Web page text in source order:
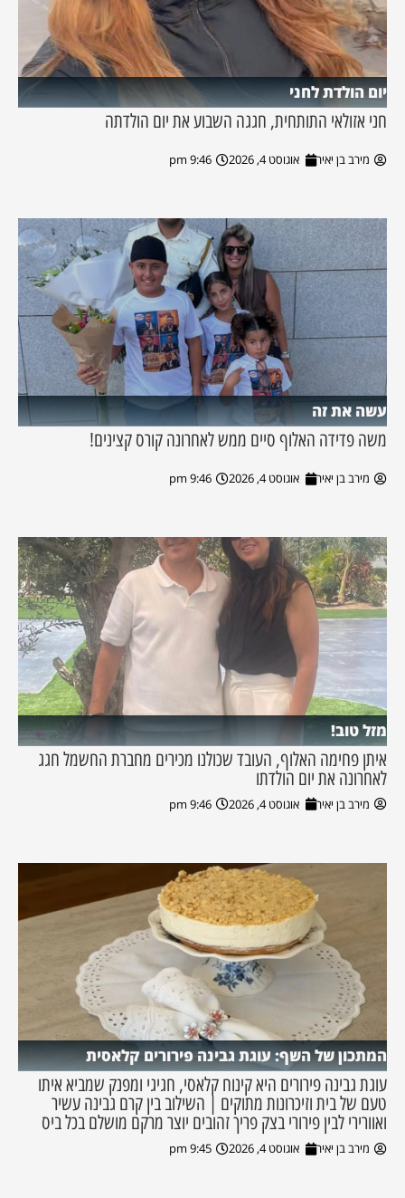
יום הולדת לחני
חני אזולאי התותחית, חגגה השבוע את יום הולדתה
מירב בן יאיר אוגוסט 4, 2026 9:46 pm
עשה את זה
משה פדידה האלוף סיים ממש לאחרונה קורס קצינים!
מירב בן יאיר אוגוסט 4, 2026 9:46 pm
מזל טוב!
איתן פחימה האלוף, העובד שכולנו מכירים מחברת החשמל חגג
לאחרונה את יום הולדתו
מירב בן יאיר אוגוסט 4, 2026 9:46 pm
המתכון של השף: עוגת גבינה פירורים קלאסית
עוגת גבינה פירורים היא קינוח קלאסי, חגיגי ומפנק שמביא איתו
טעם של בית וזיכרונות מתוקים | השילוב בין קרם גבינה עשיר
ואוורירי לבין פירורי בצק פריך זהובים יוצר מרקם מושלם בכל ביס
מירב בן יאיר אוגוסט 4, 2026 9:45 pm